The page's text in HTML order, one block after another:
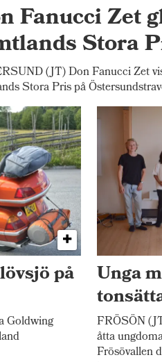
Fanucci Zet
Stora
(JT) Don Fanucci Zet
Stora Pris på
på
Goldwing
Unga
FRÖSÖN
åtta
Frösövallen